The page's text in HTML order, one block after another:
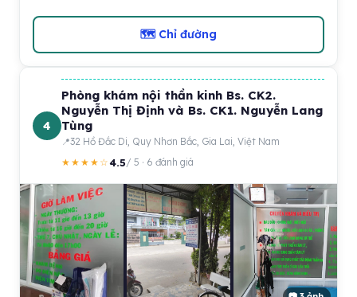
🗺 Chỉ đường
4
Phòng khám nội thần kinh Bs. CK2.
Nguyễn Thị Định và Bs. CK1. Nguyễn Lang
Tùng
32 Hồ Đắc Di, Quy Nhơn Bắc, Gia Lai, Việt Nam
★★★★☆4.5/ 5 · 6 đánh giá